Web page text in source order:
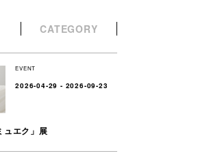
CATEGORY
EVENT
2026-04-29 - 2026-09-23
ュエク」展